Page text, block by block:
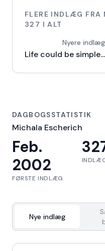
FLERE INDLÆG FRA
327 I ALT
Nyere indlæg
Life could be simple...
DAGBOGSSTATISTIK
Michala Escherich
Feb.
2002
FØRSTE INDLÆG
Nye indlæg